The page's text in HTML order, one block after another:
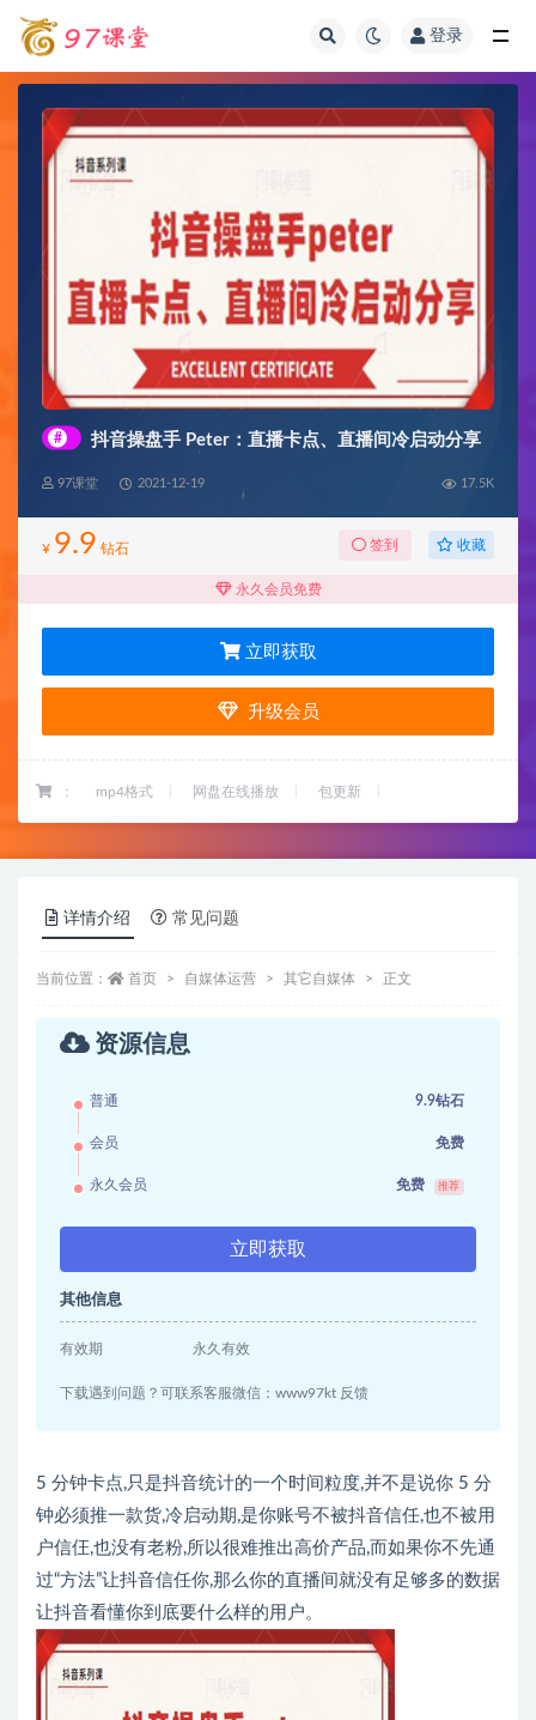
登录
# 抖音操盘手 Peter：直播卡点、直播间冷启动分享
97课堂 2021-12-19 17.5K
¥ 9.9 钻石 签到 收藏
永久会员免费
立即获取
升级会员
： mp4格式 网盘在线播放 包更新
详情介绍 常见问题
当前位置： 首页 自媒体运营 其它自媒体 正文
资源信息
普通 9.9钻石
会员 免费
永久会员 免费 推荐
立即获取
其他信息
有效期 永久有效
下载遇到问题？可联系客服微信：www97kt 反馈
5 分钟卡点,只是抖音统计的一个时间粒度,并不是说你 5 分
钟必须推一款货,冷启动期,是你账号不被抖音信任,也不被用
户信仼,也没有老粉,所以很难推出高价产品,而如果你不先通
过“方法”让抖音信任你,那么你的直播间就没有足够多的数据
让抖音看懂你到底要什么样的用户。